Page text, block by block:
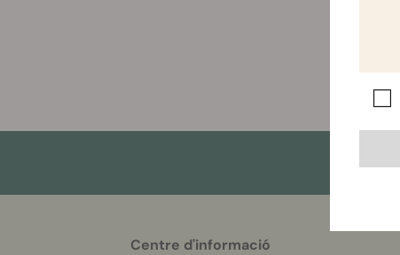
Centre d'informació